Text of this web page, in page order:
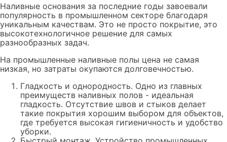
Наливные основания за последние годы завоевали
популярность в промышленном секторе благодаря
уникальным качествам. Это не просто покрытие, это
высокотехнологичное решение для самых
разнообразных задач.
На промышленные наливные полы цена не самая
низкая, но затраты окупаются долговечностью.
Гладкость и однородность. Одно из главных
преимуществ наливных полов - идеальная
гладкость. Отсутствие швов и стыков делает
такие покрытия хорошим выбором для объектов,
где требуется высокая гигиеничность и удобство
уборки.